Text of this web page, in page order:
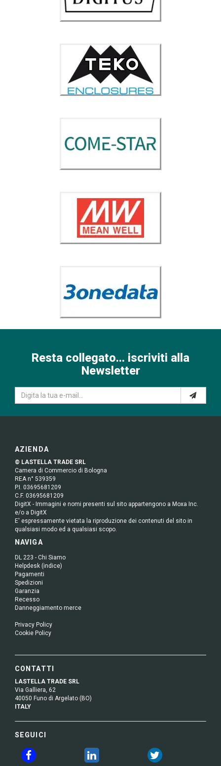
Resta collegato... iscriviti alla
Newsletter
AZIENDA
© LASTELLA TRADE SRL
Camera di Commercio di Bologna
REA n° 539359
P.I. 03695681209
C.F. 03695681209
DigitX - Immagini e nomi presenti sul sito appartengono a Moxa Inc.
e/o a DigitX
E' espressamente vietata la riproduzione dei contenuti del sito in
qualsiasi modo ed a qualsiasi scopo.
NAVIGA
DL 223 - Chi Siamo
Helpdesk (indice)
Pagamenti
Spedizioni
Garanzia
Recesso
Danneggiamento merce
Privacy Policy
Cookie Policy
CONTATTI
LASTELLA TRADE SRL
Via Galliera, 62
40050 Funo di Argelato (BO)
ITALY
SEGUICI